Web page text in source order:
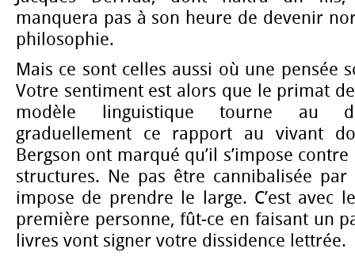
manquera pas à son heure de devenir
philosophie.
Mais ce sont celles aussi où une pensée
Votre sentiment est alors que le primat
modèle linguistique tourne au
graduellement ce rapport au vivant
Bergson ont marqué qu’il s’impose
structures. Ne pas être cannibalisée
impose de prendre le large. C’est avec
première personne, fût-ce en faisant un
livres vont signer votre dissidence lettrée.